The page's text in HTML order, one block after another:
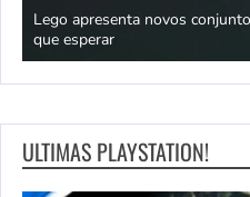
Lego apresenta novos
que esperar
ULTIMAS PLAYSTATION!